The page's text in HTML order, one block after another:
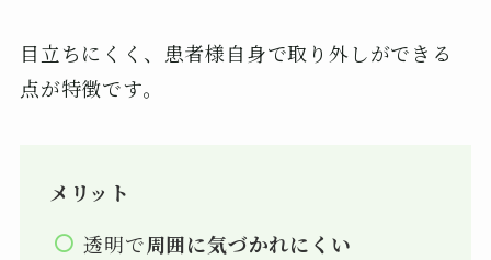
目立ちにくく、患者様自身で取り外しができる
点が特徴です。
メリット
透明で周囲に気づかれにくい